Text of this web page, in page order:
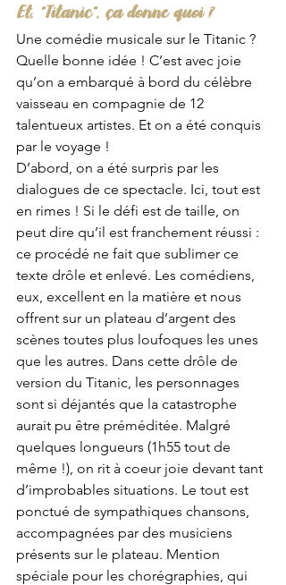
Et, “Titanic”, ça donne quoi ?
Une comédie musicale sur le Titanic ?
Quelle bonne idée ! C’est avec joie
qu’on a embarqué à bord du célèbre
vaisseau en compagnie de 12
talentueux artistes. Et on a été conquis
par le voyage !
D’abord, on a été surpris par les
dialogues de ce spectacle. Ici, tout est
en rimes ! Si le défi est de taille, on
peut dire qu’il est franchement réussi :
ce procédé ne fait que sublimer ce
texte drôle et enlevé. Les comédiens,
eux, excellent en la matière et nous
offrent sur un plateau d’argent des
scènes toutes plus loufoques les unes
que les autres. Dans cette drôle de
version du Titanic, les personnages
sont si déjantés que la catastrophe
aurait pu être préméditée. Malgré
quelques longueurs (1h55 tout de
même !), on rit à coeur joie devant tant
d’improbables situations. Le tout est
ponctué de sympathiques chansons,
accompagnées par des musiciens
présents sur le plateau. Mention
spéciale pour les chorégraphies, qui